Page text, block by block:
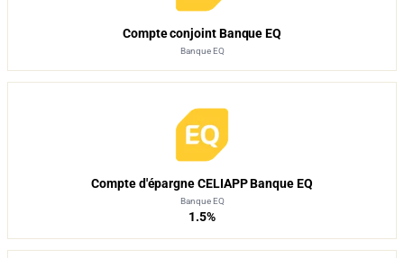
Compte conjoint Banque EQ
Banque EQ
Compte d'épargne CELIAPP Banque EQ
Banque EQ
1.5%